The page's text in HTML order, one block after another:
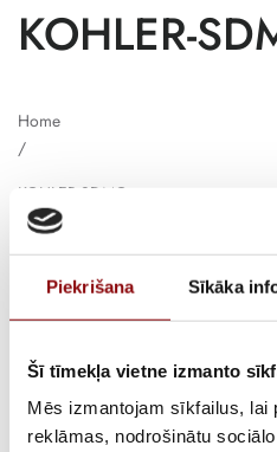
Piekrišana Sīkāka
Šī tīmekļa vietne izmanto
Mēs izmantojam sīkfailus, lai
reklāmas, nodrošinātu
KOHLER-
Home
/
KOHLER-SDMO
Catalogue